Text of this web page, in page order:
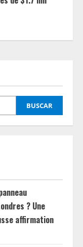
BUSCAR
? Une
affirmation